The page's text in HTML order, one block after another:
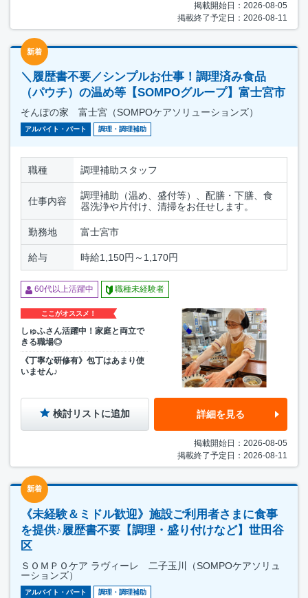
掲載開始日：2026-08-05
掲載終了予定日：2026-08-11
新着
＼履歴書不要／シンプルお仕事！調理済み食品
（パウチ）の温め等【SOMPOグループ】富士宮市
そんぽの家 富士宮（SOMPOケアソリューションズ）
アルバイト・パート 調理・調理補助
職種 調理補助スタッフ
仕事内容
調理補助（温め、盛付等）、配膳・下膳、食
器洗浄や片付け、清掃をお任せします。
勤務地 富士宮市
給与 時給1,150円～1,170円
60代以上活躍中 職種未経験者
ここがオススメ！
しゅふさん活躍中！家庭と両立で
きる職場◎
《丁寧な研修有》包丁はあまり使
いません♪
検討リストに追加 詳細を見る
掲載開始日：2026-08-05
掲載終了予定日：2026-08-11
新着
《未経験＆ミドル歓迎》施設ご利用者さまに食事
を提供♪履歴書不要【調理・盛り付けなど】世田谷
区
ＳＯＭＰＯケア ラヴィーレ 二子玉川（SOMPOケアソリュ
ーションズ）
アルバイト・パート 調理・調理補助